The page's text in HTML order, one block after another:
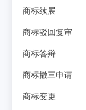
商标续展
商标驳回复审
商标答辩
商标撤三申请
商标变更